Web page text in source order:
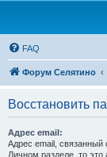
FAQ
Форум Селятино
Восстановить
Адрес email:
Адрес email,
Личном разделе, то это